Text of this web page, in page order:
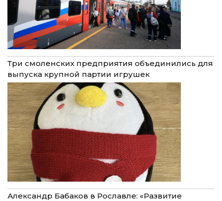
Три смоленских предприятия объединились для
выпуска крупной партии игрушек
Александр Бабаков в Рославле: «Развитие